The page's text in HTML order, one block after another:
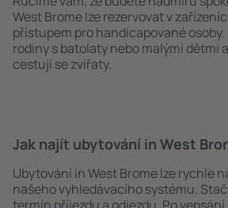
West Brome lze rezervovat v
přístupem pro handicapované osoby.
rodiny s batolaty nebo malými dětmi
cestují se zvířaty.
Jak najít ubytování in West
Ubytování in West Brome lze rychle
našeho vyhledávacího systému.